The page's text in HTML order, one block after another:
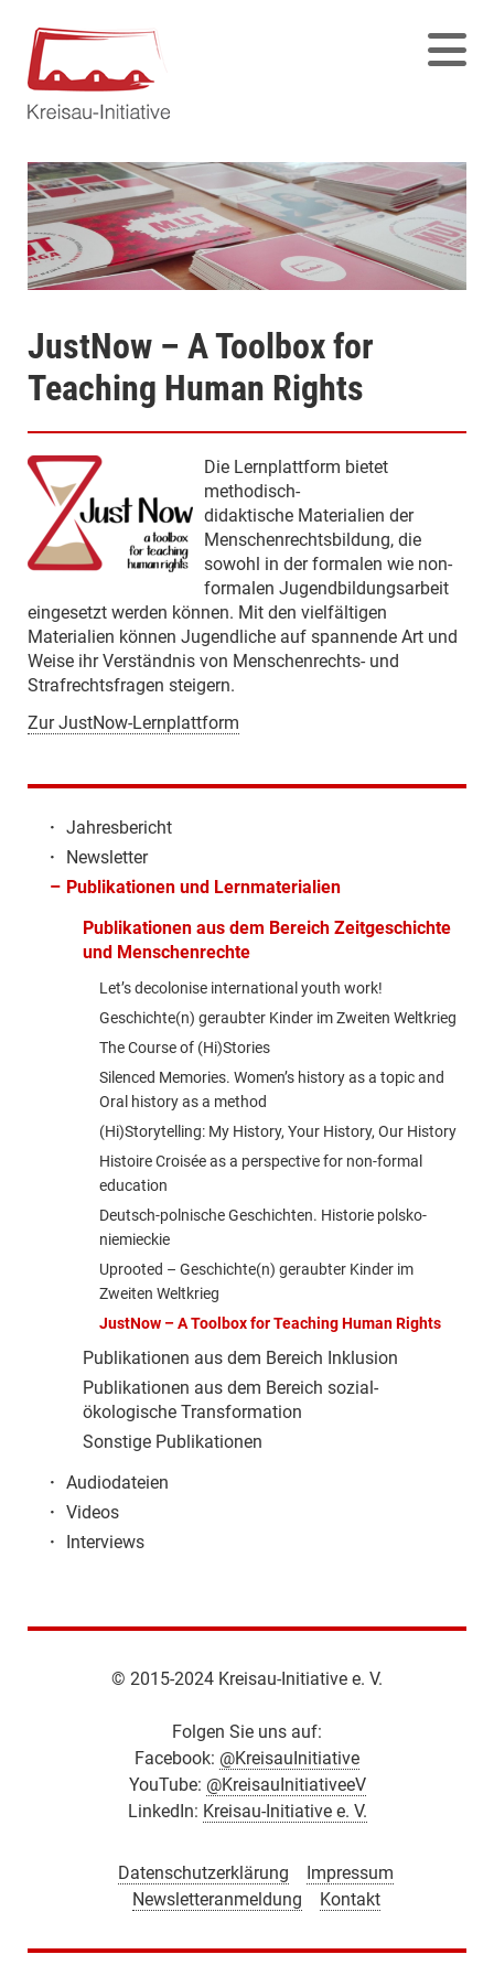
JustNow – A Toolbox for
Teaching Human Rights
Die Lernplattform bietet
methodisch-
didaktische Materialien der
Menschenrechtsbildung, die
sowohl in der formalen wie non-
formalen Jugendbildungsarbeit
eingesetzt werden können. Mit den vielfältigen
Materialien können Jugendliche auf spannende Art und
Weise ihr Verständnis von Menschenrechts- und
Strafrechtsfragen steigern.
Zur JustNow-Lernplattform
· Jahresbericht
·
Newsletter
– Publikationen und Lernmaterialien
Publikationen aus dem Bereich Zeitgeschichte
und Menschenrechte
Let’s decolonise international youth work!
Geschichte(n) geraubter Kinder im Zweiten Weltkrieg
The Course of (Hi)Stories
Silenced Memories. Women’s history as a topic and
Oral history as a method
(Hi)Storytelling: My History, Your History, Our History
Histoire Croisée as a perspective for non-formal
education
Deutsch-polnische Geschichten. Historie polsko-
niemieckie
Uprooted – Geschichte(n) geraubter Kinder im
Zweiten Weltkrieg
JustNow – A Toolbox for Teaching Human Rights
Publikationen aus dem Bereich Inklusion
Publikationen aus dem Bereich sozial-
ökologische Transformation
Sonstige Publikationen
· Audiodateien
· Videos
·
Interviews
© 2015-2024 Kreisau-Initiative e. V.
Folgen Sie uns auf:
Facebook: @KreisauInitiative
YouTube: @KreisauInitiativeeV
LinkedIn: Kreisau-Initiative e. V.
Datenschutzerklärung
Impressum
Newsletteranmeldung
Kontakt